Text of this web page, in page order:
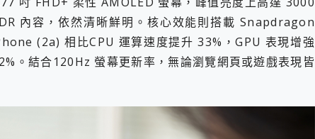
內容，依然清晰鮮明。核心效能則搭載 Snapdragon
(2a) 相比CPU 運算速度提升 33%，GPU 表現增強
。結合120Hz 螢幕更新率，無論瀏覽網頁或遊戲表現皆